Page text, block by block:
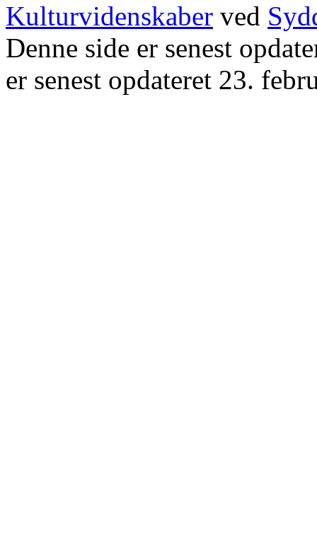
Kulturvidenskaber ved
Denne side er senest
er senest opdateret 23.